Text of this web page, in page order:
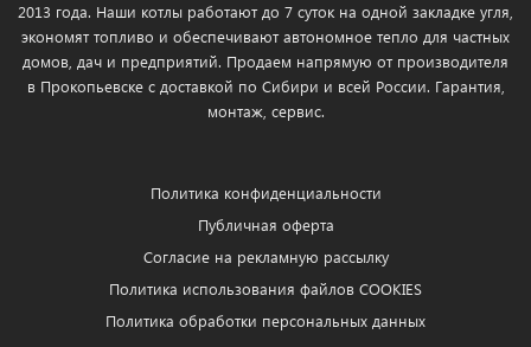
2013 года. Наши котлы работают до 7 суток на одной закладке угля,
экономят топливо и обеспечивают автономное тепло для частных
домов, дач и предприятий. Продаем напрямую от производителя
в Прокопьевске с доставкой по Сибири и всей России. Гарантия,
монтаж, сервис.
Политика конфиденциальности
Публичная оферта
Согласие на рекламную рассылку
Политика использования файлов COOKIES
Политика обработки персональных данных